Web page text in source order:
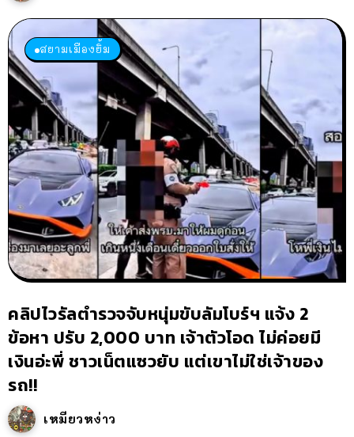
สยามเมืองยิ้ม
คลิปไวรัลตำรวจจับหนุ่มขับลัมโบร์ฯ แจ้ง 2
ข้อหา ปรับ 2,000 บาท เจ้าตัวโอด ไม่ค่อยมี
เงินอ่ะพี่ ชาวเน็ตแซวยับ แต่เขาไม่ใช่เจ้าของ
รถ!!
เหมียวหง่าว